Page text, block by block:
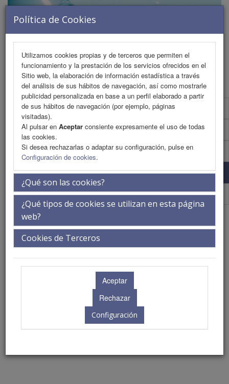
Política de Cookies
Utilizamos cookies propias y de terceros que permiten el
funcionamiento y la prestación de los servicios ofrecidos en el
Sitio web, la elaboración de información estadística a través
del análisis de sus hábitos de navegación, así como mostrarle
publicidad personalizada en base a un perfil elaborado a partir
de sus hábitos de navegación (por ejemplo, páginas
visitadas).
Al pulsar en Aceptar consiente expresamente el uso de todas
las cookies.
Si desea rechazarlas o adaptar su configuración, pulse en
Configuración de cookies.
¿Qué son las cookies?
¿Qué tipos de cookies se utilizan en esta página
web?
Cookies de Terceros
Configuración
MENU
Programa
Programa (PDF)
Cronograma
Plantilla
Acreditacones Científicas
Plantillas